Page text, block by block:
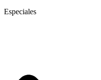
Especiales